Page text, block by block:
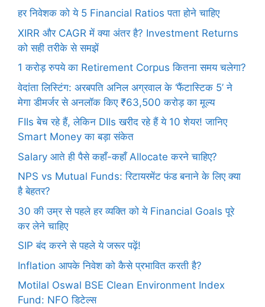
हर निवेशक को ये 5 Financial Ratios पता होने चाहिए
XIRR और CAGR में क्या अंतर है? Investment Returns
को सही तरीके से समझें
1 करोड़ रुपये का Retirement Corpus कितना समय चलेगा?
वेदांता लिस्टिंग: अरबपति अनिल अग्रवाल के ‘फैंटास्टिक 5’ ने
मेगा डीमर्जर से अनलॉक किए ₹63,500 करोड़ का मूल्य
FIIs बेच रहे हैं, लेकिन DIIs खरीद रहे हैं ये 10 शेयर! जानिए
Smart Money का बड़ा संकेत
Salary आते ही पैसे कहाँ-कहाँ Allocate करने चाहिए?
NPS vs Mutual Funds: रिटायरमेंट फंड बनाने के लिए क्या
है बेहतर?
30 की उम्र से पहले हर व्यक्ति को ये Financial Goals पूरे
कर लेने चाहिए
SIP बंद करने से पहले ये जरूर पढ़ें!
Inflation आपके निवेश को कैसे प्रभावित करती है?
Motilal Oswal BSE Clean Environment Index
Fund: NFO डिटेल्स